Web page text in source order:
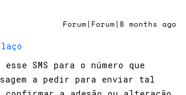
Forum|Forum|8 months ago
SMS para o número que
a pedir para enviar tal